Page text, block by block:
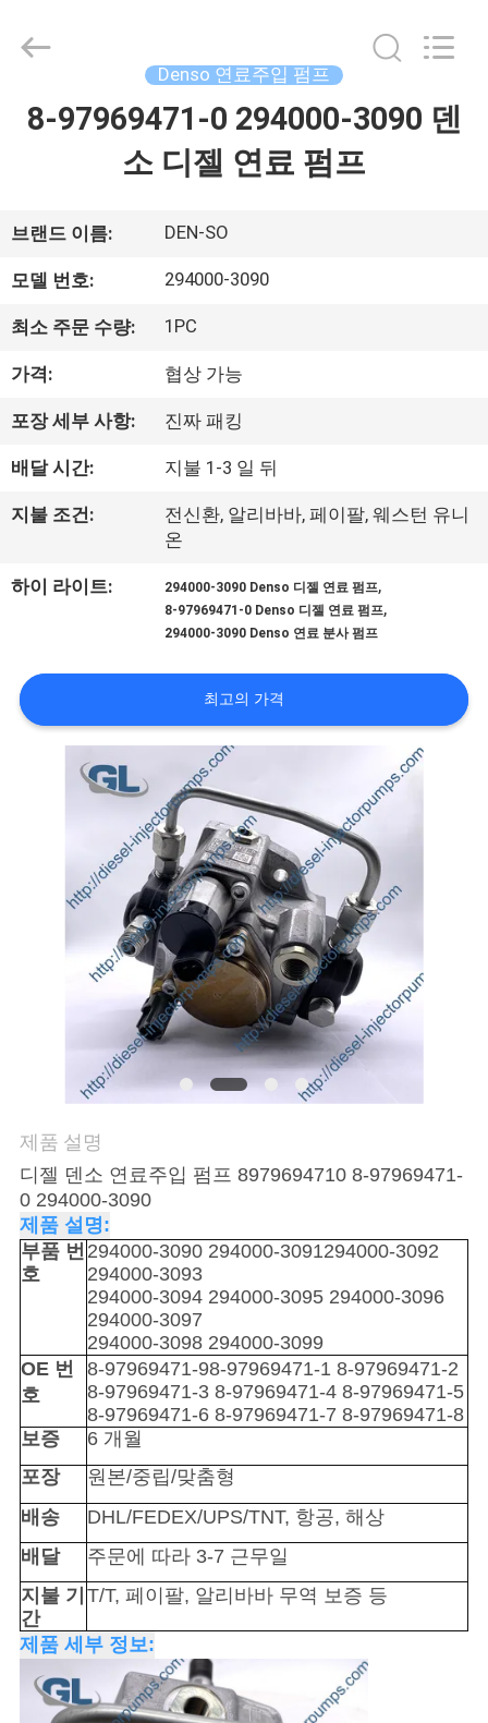
집
품
비
디
우
리
관
것
인
용
을
청
하
십
시
오
사
이
2021
Guanlian
Hardware
Denso 연료주입 펌프
8-97969471-0 294000-3090 덴
소 디젤 연료 펌프
브랜드 이름: DEN-SO
모델 번호: 294000-3090
최소 주문 수량: 1PC
가격: 협상 가능
포장 세부 사항: 진짜 패킹
배달 시간: 지불 1-3 일 뒤
지불 조건:
전신환, 알리바바, 페이팔, 웨스턴 유니
온
하이 라이트: 294000-3090 Denso 디젤 연료 펌프,
8-97969471-0 Denso 디젤 연료 펌프,
294000-3090 Denso 연료 분사 펌프
최고의 가격
제품 설명
디젤 덴소 연료주입 펌프 8979694710 8-97969471-
0 294000-3090
제품 설명:
부품 번
호
294000-3090 294000-3091294000-3092
294000-3093
294000-3094 294000-3095 294000-3096
294000-3097
294000-3098 294000-3099
OE 번
호
8-97969471-98-97969471-1 8-97969471-2
8-97969471-3 8-97969471-4 8-97969471-5
8-97969471-6 8-97969471-7 8-97969471-8
보증
6 개월
포장
원본/중립/맞춤형
배송
DHL/FEDEX/UPS/TNT, 항공, 해상
배달
주문에 따라 3-7 근무일
지불 기
간
T/T, 페이팔, 알리바바 무역 보증 등
제품 세부 정보: